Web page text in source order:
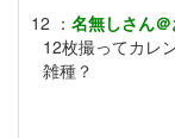
12 ： 名無しさん
12枚撮ってカレ
雑種？